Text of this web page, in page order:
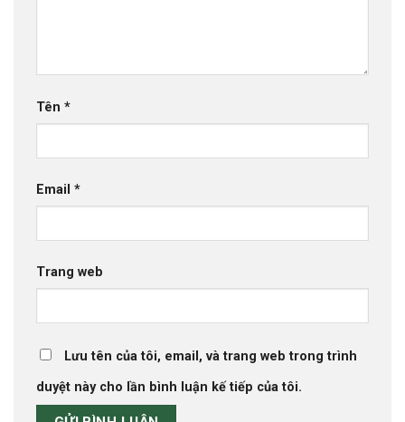
Tên *
Email *
Trang web
Lưu tên của tôi, email, và trang web trong trình
duyệt này cho lần bình luận kế tiếp của tôi.